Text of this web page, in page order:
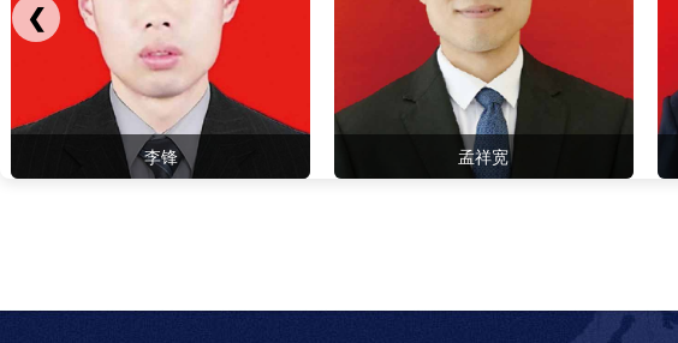
孟祥宽 施帅
❮